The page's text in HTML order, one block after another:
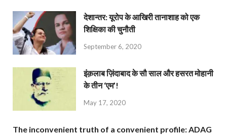
देशान्‍तर: यूरोप के आखिरी तानाशाह को एक
शिक्षिका की चुनौती
September 6, 2020
इंक़लाब ज़िंदाबाद के सौ साल और हसरत मोहानी
के तीन ‘एम’!
May 17, 2020
The inconvenient truth of a convenient profile: ADAG